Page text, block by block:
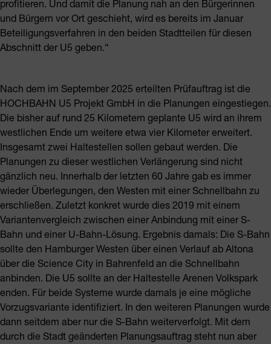
profitieren. Und damit die Planung nah an den Bürgerinnen
und Bürgern vor Ort geschieht, wird es bereits im Januar
Beteiligungsverfahren in den beiden Stadtteilen für diesen
Abschnitt der U5 geben.“
Nach dem im September 2025 erteilten Prüfauftrag ist die
HOCHBAHN U5 Projekt GmbH in die Planungen eingestiegen.
Die bisher auf rund 25 Kilometern geplante U5 wird an ihrem
westlichen Ende um weitere etwa vier Kilometer erweitert.
Insgesamt zwei Haltestellen sollen gebaut werden. Die
Planungen zu dieser westlichen Verlängerung sind nicht
gänzlich neu. Innerhalb der letzten 60 Jahre gab es immer
wieder Überlegungen, den Westen mit einer Schnellbahn zu
erschließen. Zuletzt konkret wurde dies 2019 mit einem
Variantenvergleich zwischen einer Anbindung mit einer S-
Bahn und einer U-Bahn-Lösung. Ergebnis damals: Die S-Bahn
sollte den Hamburger Westen über einen Verlauf ab Altona
über die Science City in Bahrenfeld an die Schnellbahn
anbinden. Die U5 sollte an der Haltestelle Arenen Volkspark
enden. Für beide Systeme wurde damals je eine mögliche
Vorzugsvariante identifiziert. In den weiteren Planungen wurde
dann seitdem aber nur die S-Bahn weiterverfolgt. Mit dem
durch die Stadt geänderten Planungsauftrag steht nun aber